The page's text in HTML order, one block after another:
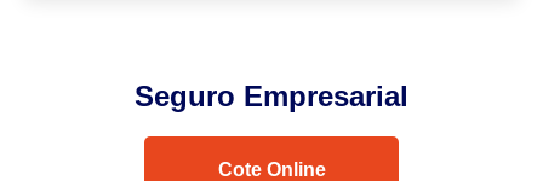
Seguro Empresarial
Cote Online